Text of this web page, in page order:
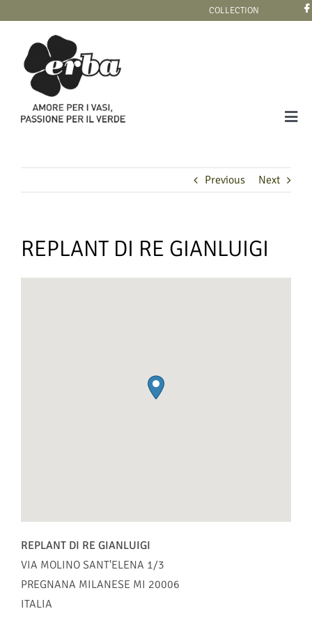
content
COLLECTION
Previous Next
REPLANT DI RE GIANLUIGI
REPLANT DI RE GIANLUIGI
VIA MOLINO SANT'ELENA 1/3
PREGNANA MILANESE MI 20006
ITALIA